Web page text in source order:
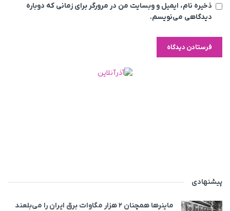
ذخیره نام، ایمیل و وبسایت من در مرورگر برای زمانی که دوباره
دیدگاهی می‌نویسم.
پیشنهادی
ماینرها همچنان ۲ هزار مگاوات برق ایران را می‌بلعند